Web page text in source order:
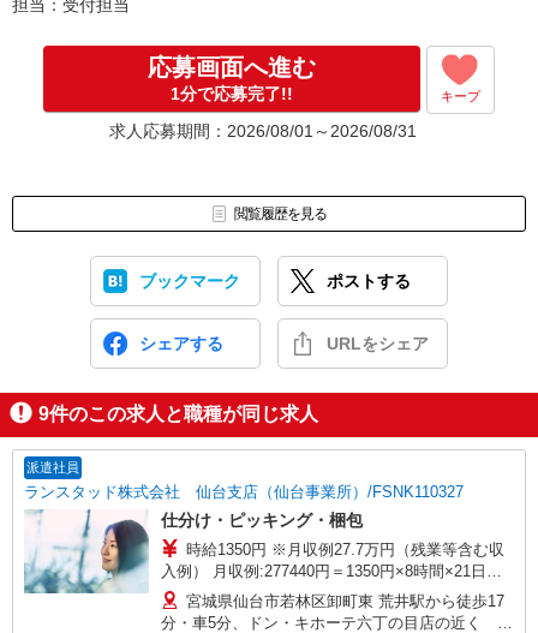
担当：受付担当
応募画面へ進む
1分で応募完了!! キープ
求人応募期間：2026/08/01～2026/08/31
閲覧履歴を見る
ブックマーク ポストする
シェアする URLをシェア
9件のこの求人と職種が同じ求人
派遣社員
ランスタッド株式会社 仙台支店（仙台事業所）/FSNK110327
仕分け・ピッキング・梱包
時給1350円 ※月収例27.7万円（残業等含む収
入例） 月収例:277440円＝1350円×8時間×21日勤
務＋残業月30時間の場合 ※交通費別途支給 ※交
通費実費支給／当社規定あり。
宮城県仙台市若林区卸町東 荒井駅から徒歩17
分・車5分、ドン・キホーテ六丁の目店の近く ※